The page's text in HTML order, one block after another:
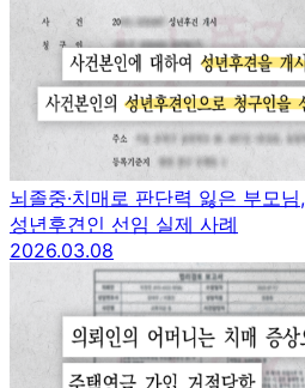
뇌졸중·치매로 판단력 잃은 부모
성년후견인 선임 실제 사례
2026.03.08